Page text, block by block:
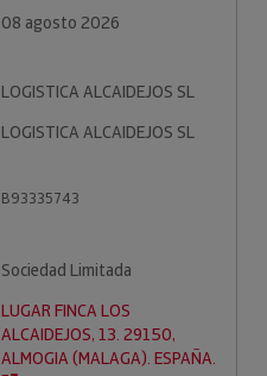
08 agosto 2026
LOGISTICA ALCAIDEJOS SL
LOGISTICA ALCAIDEJOS SL
B93335743
Sociedad Limitada
LUGAR FINCA LOS
ALCAIDEJOS, 13. 29150,
ALMOGIA (MALAGA). ESPAÑA.